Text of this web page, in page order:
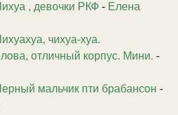
, девочки РКФ - Елена
чихуа-хуа.
отличный корпус. Мини. -
мальчик пти брабансон -